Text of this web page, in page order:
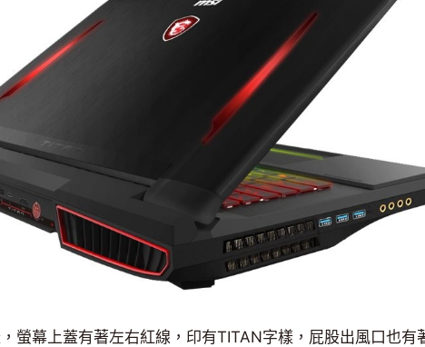
螢幕上蓋有著左右紅線，印有TITAN字樣，屁股出風口也有